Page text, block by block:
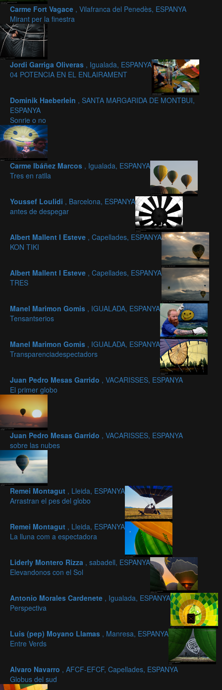
Carme Fort Vagace , Vilafranca del Penedès, ESPANYA
Mirant per la finestra
Jordi Garriga Oliveras , Igualada, ESPANYA
04 POTENCIA EN EL ENLAIRAMENT
Dominik Haeberlein , SANTA MARGARIDA DE MONTBUI,
ESPANYA
Sonrie o no
Carme Ibáñez Marcos , Igualada, ESPANYA
Tres en ratlla
Youssef Loulidi , Barcelona, ESPANYA
antes de despegar
Albert Mallent I Esteve , Capellades, ESPANYA
KON TIKI
Albert Mallent I Esteve , Capellades, ESPANYA
TRES
Manel Marimon Gomis , IGUALADA, ESPANYA
Tensantserios
Manel Marimon Gomis , IGUALADA, ESPANYA
Transparenciadespectadors
Juan Pedro Mesas Garrido , VACARISSES, ESPANYA
El primer globo
Juan Pedro Mesas Garrido , VACARISSES, ESPANYA
sobre las nubes
Remei Montagut , Lleida, ESPANYA
Arrastran el pes del globo
Remei Montagut , Lleida, ESPANYA
La lluna com a espectadora
Liderly Montero Rizza , sabadell, ESPANYA
Elevandonos con el Sol
Antonio Morales Cardenete , Igualada, ESPANYA
Perspectiva
Luis (pep) Moyano Llamas , Manresa, ESPANYA
Entre Verds
Alvaro Navarro , AFCF-EFCF, Capellades, ESPANYA
Globus del sud